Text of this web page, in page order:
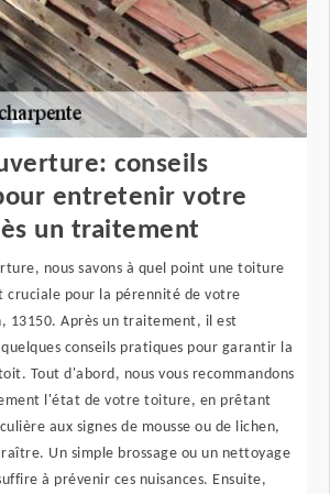
conseils
entretenir votre
un traitement
nous savons à quel point une toiture
cruciale pour la pérennité de votre
13150. Après un traitement, il est
conseils pratiques pour garantir la
Tout d'abord, nous vous recommandons
l'état de votre toiture, en prêtant
aux signes de mousse ou de lichen,
Un simple brossage ou un nettoyage
à prévenir ces nuisances. Ensuite,